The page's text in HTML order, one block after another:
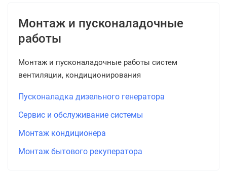
Монтаж и пусконаладочные
работы
Монтаж и пусконаладочные работы систем
вентиляции, кондиционирования
Пусконаладка дизельного генератора
Сервис и обслуживание системы
Монтаж кондиционера
Монтаж бытового рекуператора